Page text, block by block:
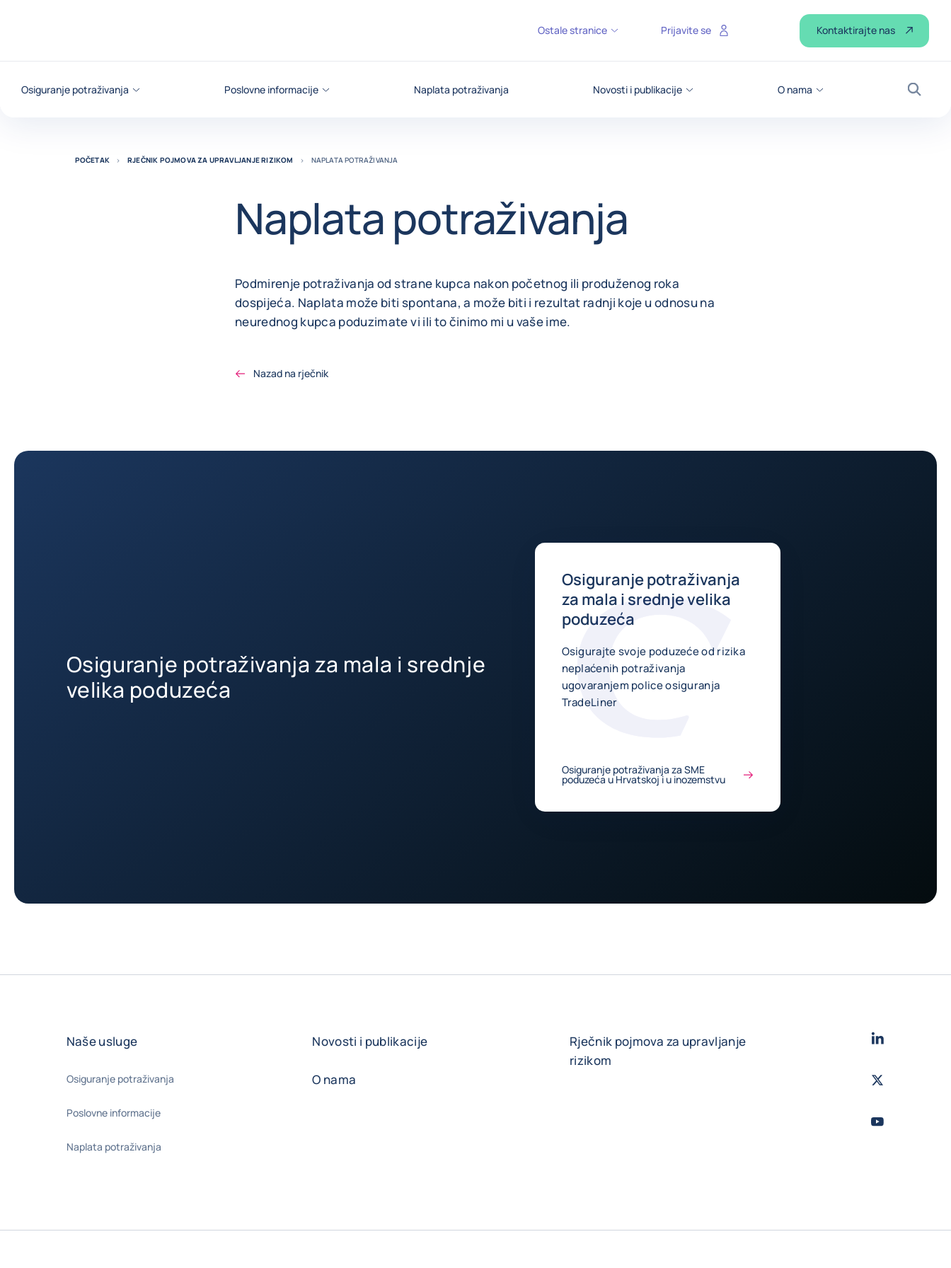
Osiguranje potraživanja Poslovne informacije Naplata potraživanja Novosti i publikacije O nama
Ostale stranice Prijavite se Kontaktirajte nas
POČETAK RJEČNIK POJMOVA ZA UPRAVLJANJE RIZIKOM NAPLATA POTRAŽIVANJA
Naplata potraživanja
Podmirenje potraživanja od strane kupca nakon početnog ili produženog roka
dospijeća. Naplata može biti spontana, a može biti i rezultat radnji koje u odnosu na
neurednog kupca poduzimate vi ili to činimo mi u vaše ime.
Nazad na rječnik
Osiguranje potraživanja za mala i srednje
velika poduzeća
Osiguranje potraživanja
za mala i srednje velika
poduzeća
Osigurajte svoje poduzeće od rizika
neplaćenih potraživanja
ugovaranjem police osiguranja
TradeLiner
Osiguranje potraživanja za SME
poduzeća u Hrvatskoj i u inozemstvu
Naše usluge
Osiguranje potraživanja
Poslovne informacije
Naplata potraživanja
Novosti i publikacije
O nama
Rječnik pojmova za upravljanje
rizikom
LinkedIn
Twitter
Youtube